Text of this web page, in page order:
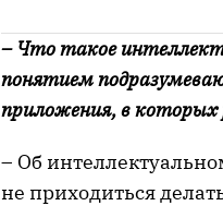
– Что такое
понятием
приложения, в
– Об
не приходиться